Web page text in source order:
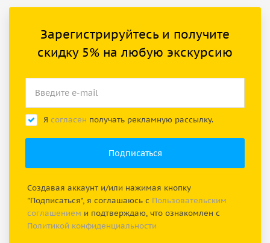
Зарегистрируйтесь и получите
скидку 5% на любую экскурсию
Я согласен получать рекламную рассылку.
Создавая аккаунт и/или нажимая кнопку
"Подписаться", я соглашаюсь с Пользовательским
соглашением и подтверждаю, что ознакомлен с
Политикой конфиденциальности